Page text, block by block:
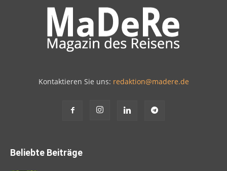
Kontaktieren Sie uns: redaktion@madere.de
Beliebte Beiträge